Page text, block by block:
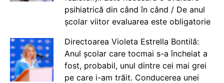
psihiatrică din când în când / De anul
școlar viitor evaluarea este obligatorie
Directoarea Violeta Estrella Bontilă:
Anul școlar care tocmai s-a încheiat a
fost, probabil, unul dintre cei mai grei
pe care i-am trăit. Conducerea unei